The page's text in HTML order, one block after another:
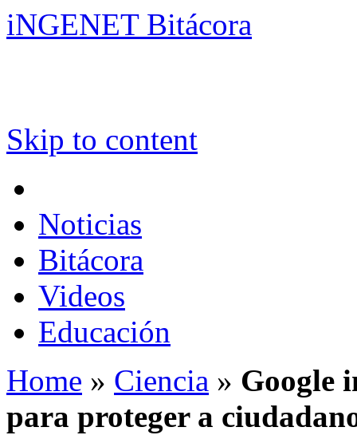
iNGENET Bitácora
Skip to content
Noticias
Bitácora
Videos
Educación
Home » Ciencia » Google
para proteger a